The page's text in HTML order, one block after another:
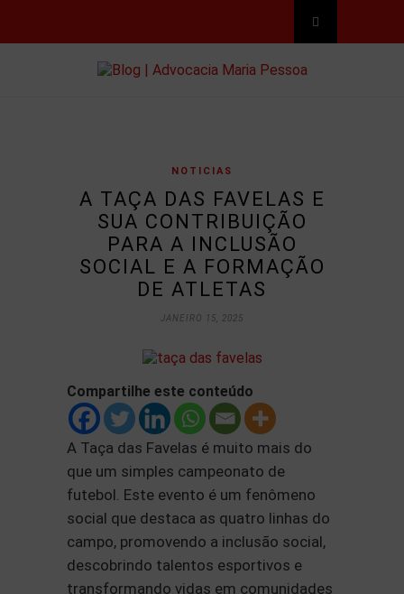
NOTICIAS
A TAÇA DAS FAVELAS E
SUA CONTRIBUIÇÃO
PARA A INCLUSÃO
SOCIAL E A FORMAÇÃO
DE ATLETAS
JANEIRO 15, 2025
Compartilhe este conteúdo
A Taça das Favelas é muito mais do
que um simples campeonato de
futebol. Este evento é um fenômeno
social que destaca as quatro linhas do
campo, promovendo a inclusão social,
descobrindo talentos esportivos e
transformando vidas em comunidades